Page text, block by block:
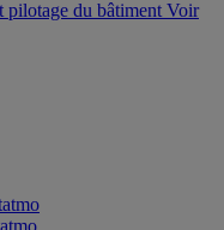
pilotage du bâtiment Voir